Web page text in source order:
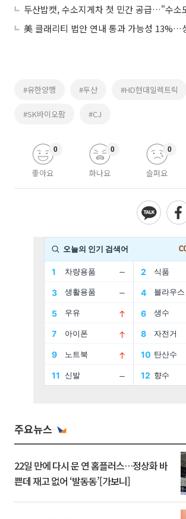
두산밥캣, 수소지게차 첫 민간 공급…"수소
#유한양행 #두산 #HD현대일렉트릭
#SK바이오팜 #CJ
좋아요
0
화나요
0
슬퍼요
0
주요뉴스
22일 만에 다시 문 연 홈플러스…정상화 바
쁜데 재고 없어 ‘발동동’[가보니]